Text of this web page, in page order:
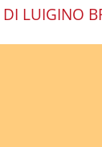
DI LUIGINO